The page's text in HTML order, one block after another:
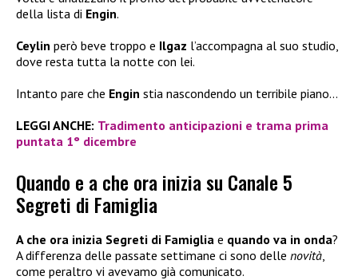
della lista di Engin.
Ceylin però beve troppo e Ilgaz l’accompagna al suo studio,
dove resta tutta la notte con lei.
Intanto pare che Engin stia nascondendo un terribile piano…
LEGGI ANCHE: Tradimento anticipazioni e trama prima
puntata 1° dicembre
Quando e a che ora inizia su Canale 5
Segreti di Famiglia
A che ora inizia Segreti di Famiglia e quando va in onda?
A differenza delle passate settimane ci sono delle novità
come peraltro vi avevamo già comunicato.